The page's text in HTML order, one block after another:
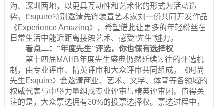
海、深圳两地，以更具互动性和艺术化的形式为活动造
势。Esquire特别邀请先锋装置艺术家刘一侨共同开发作品
《Experience Amazing》，希望借此让更多的年轻粉丝在
日常生活中能近距离接触艺术、感受“先生”魅力。
看点二：“年度先生”评选，你也保有选择权
第十四届MAHB年度先生盛典仍然延续过往的评选机
制，由专业评审、精英评审和大众评审共同组成。《时尚
先生Esquire》会邀请商业、艺术、文学、体育等各领域的
权威代表与中坚力量组成专业评审与精英评审团。值得关
注的是，大众票选拥有30%的投票选择权。票选过程中，